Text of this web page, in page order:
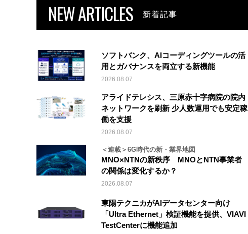
NEW ARTICLES 新着記事
ソフトバンク、AIコーディングツールの活
用とガバナンスを両立する新機能
2026.08.07
アライドテレシス、三原赤十字病院の院内
ネットワークを刷新 少人数運用でも安定稼
働を支援
2026.08.07
＜連載＞6G時代の新・業界地図
MNO×NTNの新秩序 MNOとNTN事業者
の関係は変化するか？
2026.08.07
東陽テクニカがAIデータセンター向け
「Ultra Ethernet」検証機能を提供、VIAVI
TestCenterに機能追加